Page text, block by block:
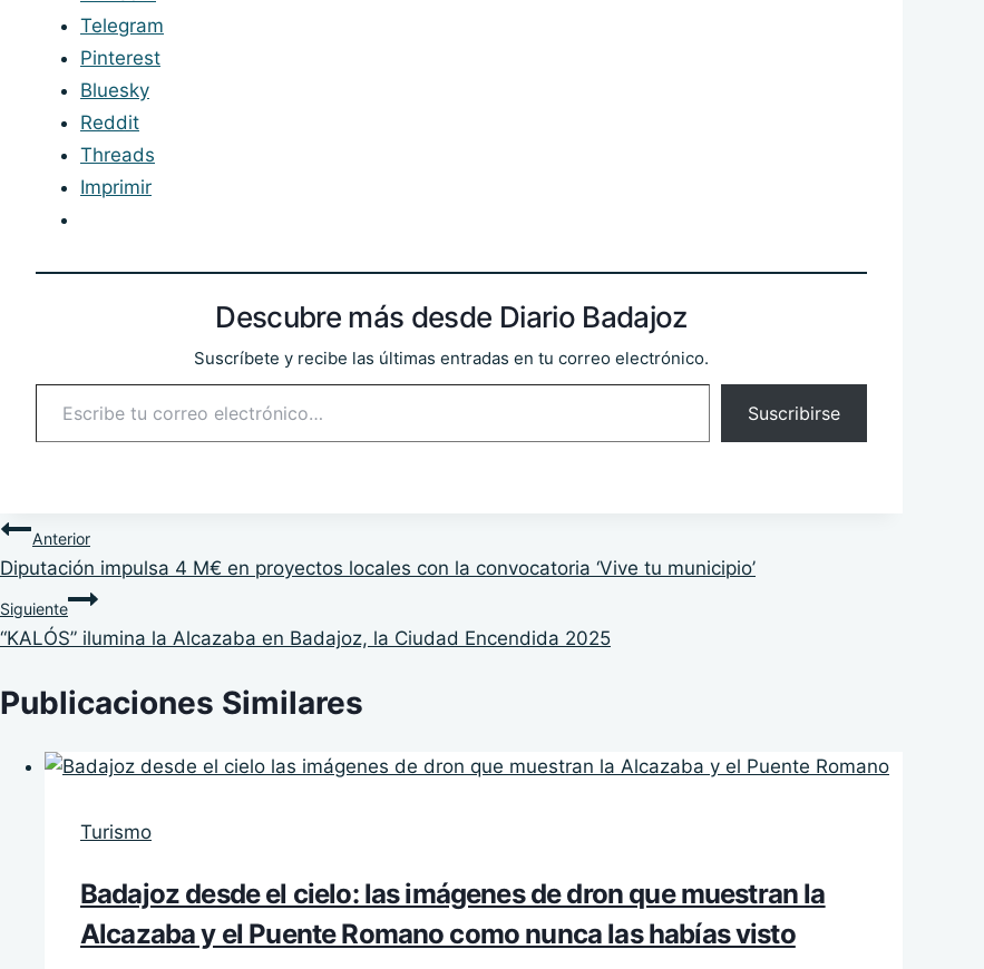
Telegram
Pinterest
Bluesky
Reddit
Threads
Imprimir
Descubre más desde Diario Badajoz
Suscríbete y recibe las últimas entradas en tu correo electrónico.
Escribe tu correo electrónico…
Suscribirse
Navegación
de
entradas
Anterior
Diputación impulsa 4 M€ en proyectos locales con la convocatoria ‘Vive tu municipio’
Siguiente
“KALÓS” ilumina la Alcazaba en Badajoz, la Ciudad Encendida 2025
Publicaciones Similares
Turismo
Badajoz desde el cielo: las imágenes de dron que muestran la
Alcazaba y el Puente Romano como nunca las habías visto